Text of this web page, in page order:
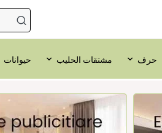
حيوانات مشتقات الحليب حرف